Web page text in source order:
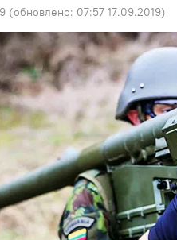
(обновлено: 07:57 17.09.2019)